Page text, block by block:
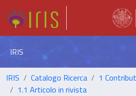
IRIS
IRIS Catalogo Ricerca
1
1.1 Articolo in rivista